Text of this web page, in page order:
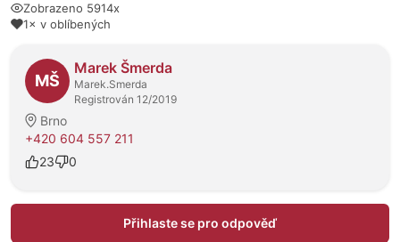
Zobrazeno 5914x
1× v oblíbených
O prodejci
MŠ
Marek Šmerda
Marek.Smerda
Registrován 12/2019
Brno
+420 604 557 211
23
0
Přihlaste se pro odpověď